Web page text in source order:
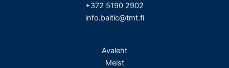
+372 5190 2902
info.baltic@tmt.fi
Avaleht
Meist